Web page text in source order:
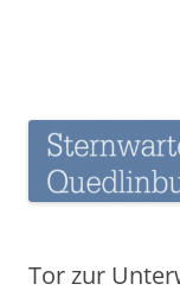
Tor zur